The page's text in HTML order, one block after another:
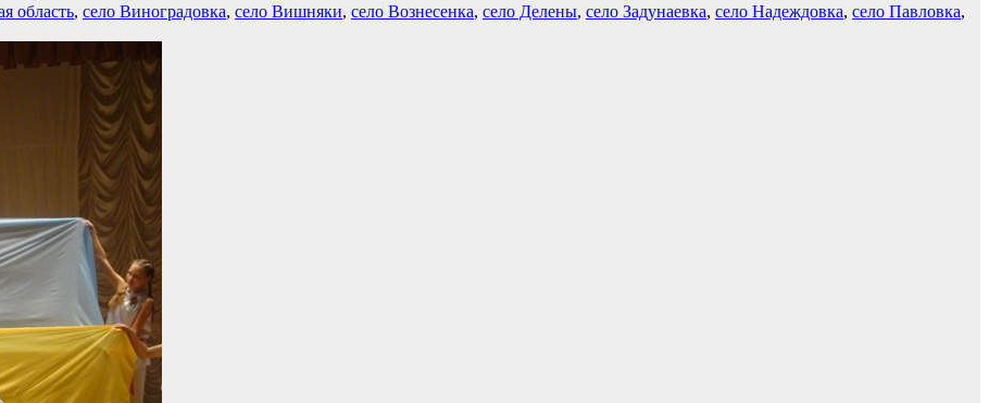
область, село Виноградовка, село Вишняки, село Вознесенка, село Делены, село Задунаевка, село Надеждовка, село Павловка,